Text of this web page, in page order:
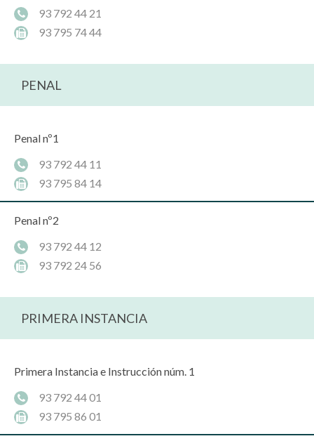
93 792 44 21
93 795 74 44
PENAL
Penal nº1
93 792 44 11
93 795 84 14
Penal nº2
93 792 44 12
93 792 24 56
PRIMERA INSTANCIA
Primera Instancia e Instrucción núm. 1
93 792 44 01
93 795 86 01